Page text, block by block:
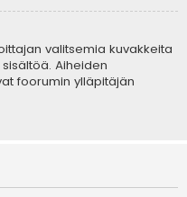
valitsemia kuvakkeita
Aiheiden
foorumin ylläpitäjän